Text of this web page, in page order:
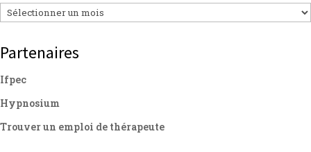
Archives
Partenaires
Ifpec
Hypnosium
Trouver un emploi de thérapeute